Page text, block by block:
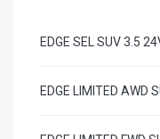
EDGE SEL SUV 3.5
EDGE LIMITED AWD